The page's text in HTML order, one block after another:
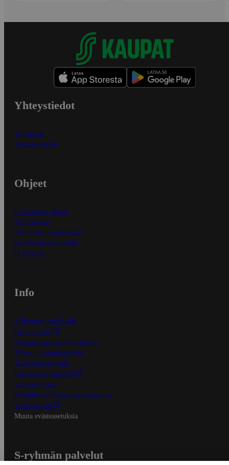
Yhteystiedot
Myymälät
Asiakaspalvelu
Ohjeet
Ensitilaajan ohjeet
Näin maksat
Näin tilaat ja muokkaat
Kaikki ohjeet ja vinkit
In English
Info
S-Business yrityksille
Oiva-raportit
Osuuskauppojen yhteystiedot
Tilaus- ja toimitusehdot
Tietosuojakäytäntö
Palvelun käyttöehdot
Saavutettavuus
Mobiilisovelluksen saavutettavuus
Mainostajalle
Muuta evästeasetuksia
S-ryhmän palvelut